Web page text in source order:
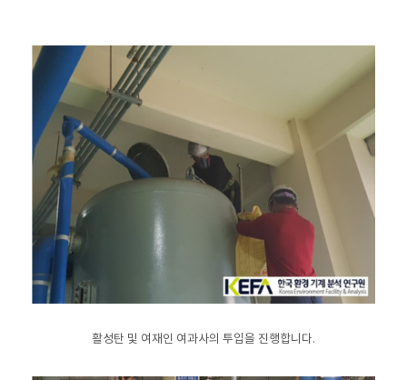
활성탄 및 여재인 여과사의 투입을 진행합니다.